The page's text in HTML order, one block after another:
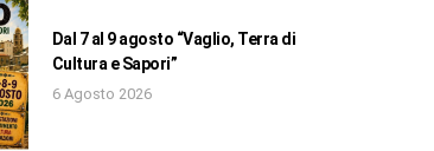
Dal 7 al 9 agosto “Vaglio, Terra di
Cultura e Sapori”
6 Agosto 2026